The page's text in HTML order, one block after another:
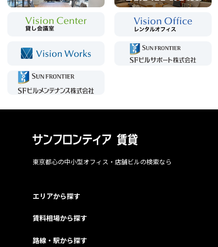
東京都心の中小型オフィス・店舗ビルの検索なら
エリアから探す
賃料相場から探す
路線・駅から探す